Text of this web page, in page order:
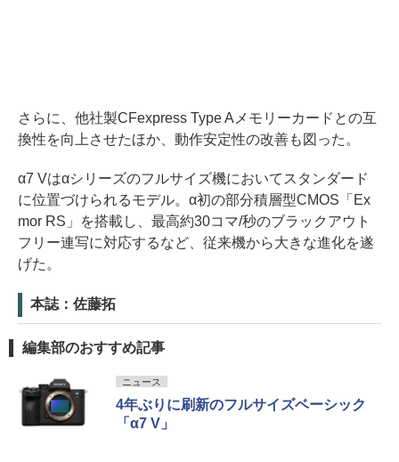
さらに、他社製CFexpress Type Aメモリーカードとの互
換性を向上させたほか、動作安定性の改善も図った。
α7 Vはαシリーズのフルサイズ機においてスタンダード
に位置づけられるモデル。α初の部分積層型CMOS「Ex
mor RS」を搭載し、最高約30コマ/秒のブラックアウト
フリー連写に対応するなど、従来機から大きな進化を遂
げた。
本誌：佐藤拓
編集部のおすすめ記事
ニュース
4年ぶりに刷新のフルサイズベーシック
「α7 V」